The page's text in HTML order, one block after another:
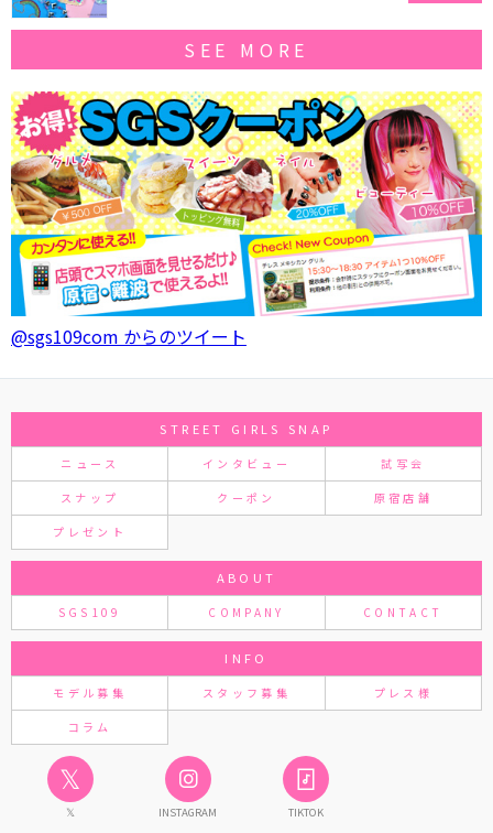
SEE MORE
@sgs109com からのツイート
STREET GIRLS SNAP
ニュース インタビュー 試写会
スナップ クーポン 原宿店舗
プレゼント
ABOUT
SGS109 COMPANY CONTACT
INFO
モデル募集 スタッフ募集 プレス様
コラム
𝕏
𝕏 INSTAGRAM TIKTOK